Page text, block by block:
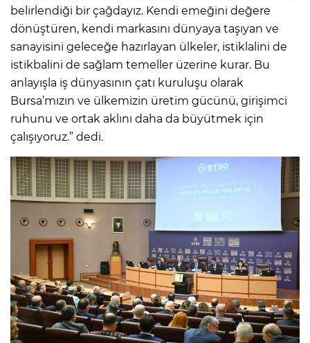
belirlendiği bir çağdayız. Kendi emeğini değere
dönüştüren, kendi markasını dünyaya taşıyan ve
sanayisini geleceğe hazırlayan ülkeler, istiklalini de
istikbalini de sağlam temeller üzerine kurar. Bu
anlayışla iş dünyasının çatı kuruluşu olarak
Bursa’mızın ve ülkemizin üretim gücünü, girişimci
ruhunu ve ortak aklını daha da büyütmek için
çalışıyoruz.” dedi.